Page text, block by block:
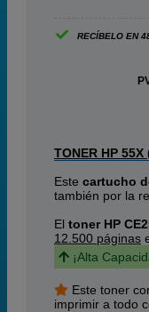
RECÍBELO EN
TONER HP 55X
Este cartucho
también por la
El toner HP
12.500 páginas
¡Alta
Este toner
imprimir a todo